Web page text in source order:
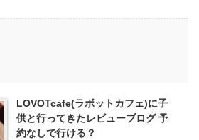
LOVOTcafe(ラボットカフェ)に子
供と行ってきたレビューブログ 予
約なしで行ける？